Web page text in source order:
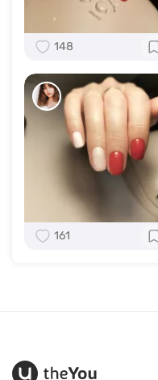
148
161